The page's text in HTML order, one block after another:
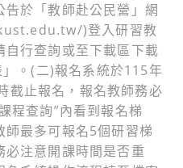
於「教師赴公民營」網
)登入研習教
行查詢或至下載區下載
。(二)報名系統於115年
截止報名，報名教師務必
程查詢”內看到報名梯
最多可報名5個研習梯
注意開課時間是否重